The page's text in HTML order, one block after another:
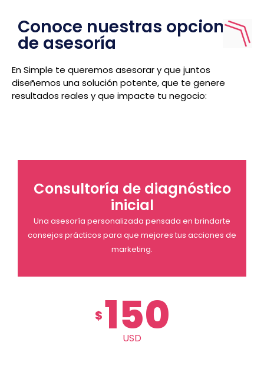
Conoce nuestras opciones
de asesoría
En Simple te queremos asesorar y que juntos
diseñemos una solución potente, que te genere
resultados reales y que impacte tu negocio:
Consultoría de diagnóstico
inicial
Una asesoría personalizada pensada en brindarte
consejos prácticos para que mejores tus acciones de
marketing.
$150
USD